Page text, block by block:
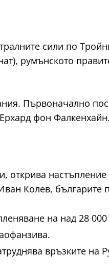
сили по
румънското
Първоначално
фон Фалкенхайн.
Колев, българите
на над 28
връзките на